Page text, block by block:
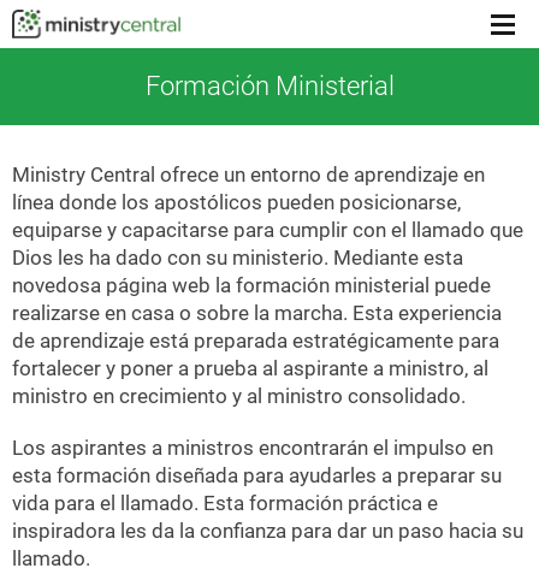
Menu
Formación Ministerial
Ministry Central ofrece un entorno de aprendizaje en
línea donde los apostólicos pueden posicionarse,
equiparse y capacitarse para cumplir con el llamado que
Dios les ha dado con su ministerio. Mediante esta
novedosa página web la formación ministerial puede
realizarse en casa o sobre la marcha. Esta experiencia
de aprendizaje está preparada estratégicamente para
fortalecer y poner a prueba al aspirante a ministro, al
ministro en crecimiento y al ministro consolidado.
Los aspirantes a ministros encontrarán el impulso en
esta formación diseñada para ayudarles a preparar su
vida para el llamado. Esta formación práctica e
inspiradora les da la confianza para dar un paso hacia su
llamado.